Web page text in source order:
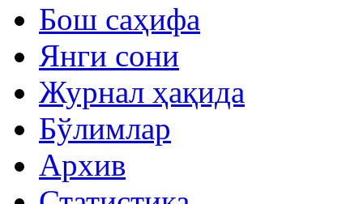
Бош саҳифа
Янги сони
Журнал ҳақида
Бўлимлар
Архив